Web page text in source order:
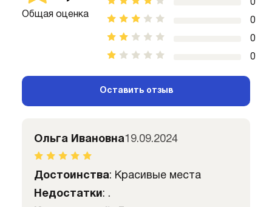
Общая оценка
0
0
0
0
Оставить отзыв
Ольга Ивановна19.09.2024
Достоинства: Красивые места
Недостатки: .